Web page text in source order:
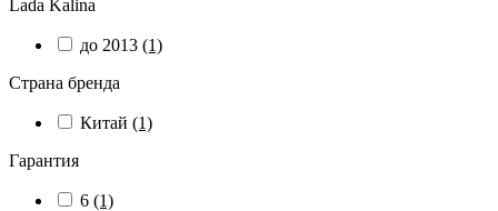
Lada Kalina
до 2013 (1)
Страна бренда
Китай (1)
Гарантия
6 (1)